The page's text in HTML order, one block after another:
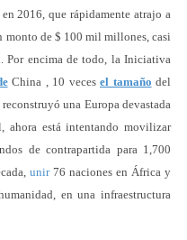
2016, que rápidamente atrajo a
monto de $ 100 mil millones, casi
Por encima de todo, la Iniciativa
China , 10 veces el tamaño del
una Europa devastada
ahora está intentando movilizar
de contrapartida para 1,700
unir76 naciones en África y
en una infraestructura